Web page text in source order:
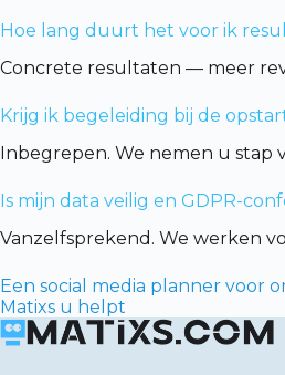
Hoe lang duurt het voor ik
Concrete resultaten — meer
Krijg ik begeleiding bij de
Inbegrepen. We nemen u stap
Is mijn data veilig en GDPR-
Vanzelfsprekend. We werken
Een social media planner voor
Matixs u helpt